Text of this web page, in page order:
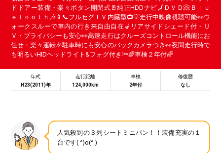
ドドアー装備・楽々ボタン開閉式🚪純正HDDナビ🗾ＤＶＤ📀Ｂｌｕ
ｅｔｏｏｔｈ🎶📱📞フルセグＴＶ内臓型📺💡走行中映像視聴可能👀ウ
ォークスルーで車内の行き来自由自在💺リアサイドシェード付・Ｕ
Ｖ・プライバシーも安心👀高速走行はクルーズコントロール機能にお
任せ・楽々運転🎉駐車時にも安心のバックカメラつき👀夜間走行時で
も明るいHIDヘッドライト&フォグ付き🔦🌈車検２年付🌈
年式
H23(2011)年
走行距離
124,000km
車検
2年付
修復歴
なし
人気殺到の３列シートミニバン！！装備充実の１
台です( ^)o(^ )